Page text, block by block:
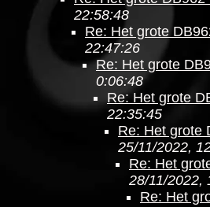
22:58:48
Re: Het grote
22:47:26
Re: Het grote
0:06:48
Re: Het grote
22:35:45
Re: Het grote
25/11/2022,
Re: Het
28/11/2022,
Re: Het